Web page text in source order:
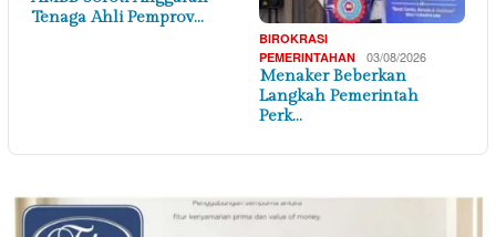
Tenaga Ahli Pemprov…
BIROKRASI
PEMERINTAHAN
03/08/2026
Menaker Beberkan
Langkah Pemerintah
Perk…